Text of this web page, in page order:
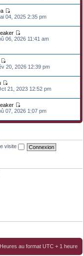
04, 2025 2:35 pm
06, 2026 11:41 am
20, 2026 12:39 pm
21, 2023 12:52 pm
07, 2026 1:07 pm
visite
au format UTC + 1 heure